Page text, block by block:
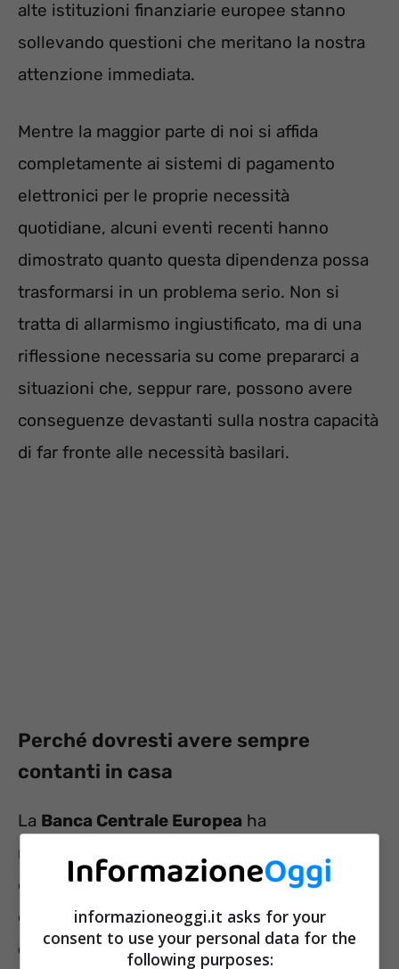
alte istituzioni finanziarie europee stanno
sollevando questioni che meritano la nostra
attenzione immediata.
Mentre la maggior parte di noi si affida
completamente ai sistemi di pagamento
elettronici per le proprie necessità
quotidiane, alcuni eventi recenti hanno
dimostrato quanto questa dipendenza possa
trasformarsi in un problema serio. Non si
tratta di allarmismo ingiustificato, ma di una
riflessione necessaria su come prepararci a
situazioni che, seppur rare, possono avere
conseguenze devastanti sulla nostra capacità
di far fronte alle necessità basilari.
Perché dovresti avere sempre
contanti in casa
La Banca Centrale Europea ha
recentemente pubblicato uno studio dal titolo
eloquente “Keep Calm and Carry Cash”, in cui
emerge una realtà preoccupante:durante le
crisi, ilcontante diventa essenzialeper la
informazioneoggi.it asks for your
consent to use your personal data for the
following purposes: